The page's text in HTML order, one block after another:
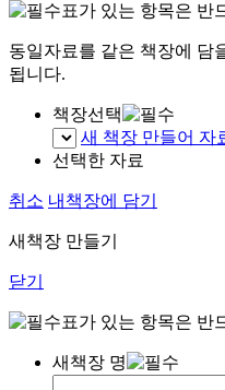
표가 있는 항목은 반
동일자료를 같은 책장에 담
됩니다.
책장선택
새 책장 만들어 자
선택한 자료
취소 내책장에 담기
새책장 만들기
닫기
표가 있는 항목은 반
새책장 명